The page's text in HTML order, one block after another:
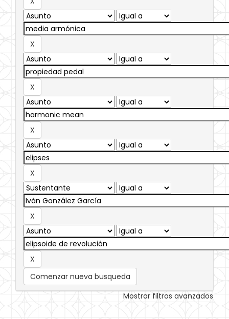
Comenzar nueva busqueda
Mostrar filtros avanzados